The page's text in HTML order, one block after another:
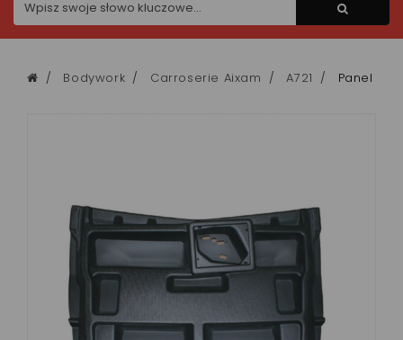
Bodywork Carroserie Aixam A721 Panel